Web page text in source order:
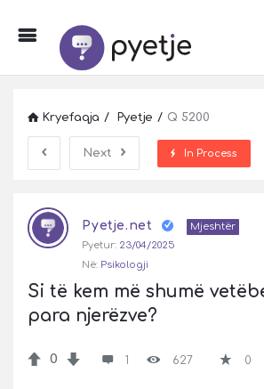
Kryefaqja / Pyetje / Q 5200
Next In Process
Pyetje
Latest
Pyetje.net
Mjeshtër
Pyetur: 23/04/2025
Në: Psikologji
Si të kem më shumë
para njerëzve?
0 1 627 0